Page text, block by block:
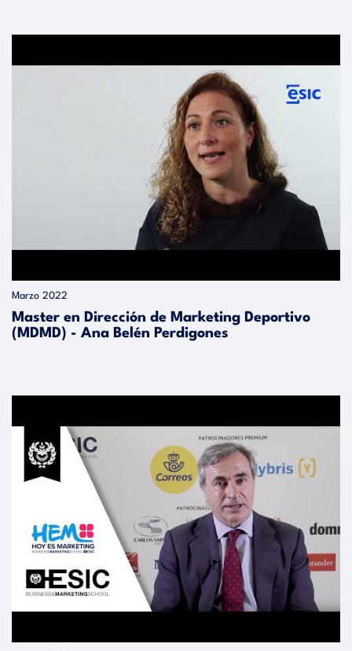
Marzo 2022
Master en Dirección de Marketing Deportivo
(MDMD) - Ana Belén Perdigones